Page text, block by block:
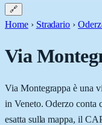
🔗
Home › Stradario ›
Via
Via Montegrappa è una
in Veneto. Oderzo conta
esatta sulla mappa, il